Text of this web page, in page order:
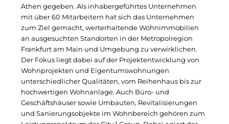
Clean Intralogistics Net (CIN)
Clean Power Net (CPN)
Die Macherei
Die Werkbank IT
Docunite GmbH
Dr. Aribert Spiegler - Fotografie
Athen gegeben. Als inhabergeführtes Unternehmen
mit über 60 Mitarbeitern hat sich das Unternehmen
zum Ziel gemacht, werterhaltende Wohnimmobilien
an ausgesuchten Standorten in der Metropolregion
Frankfurt am Main und Umgebung zu verwirklichen.
Der Fokus liegt dabei auf der Projektentwicklung von
Wohnprojekten und Eigentumswohnungen
unterschiedlicher Qualitäten, vom Reihenhaus bis zur
hochwertigen Wohnanlage. Auch Büro- und
Geschäftshäuser sowie Umbauten, Revitalisierungen
und Sanierungsobjekte im Wohnbereich gehören zum